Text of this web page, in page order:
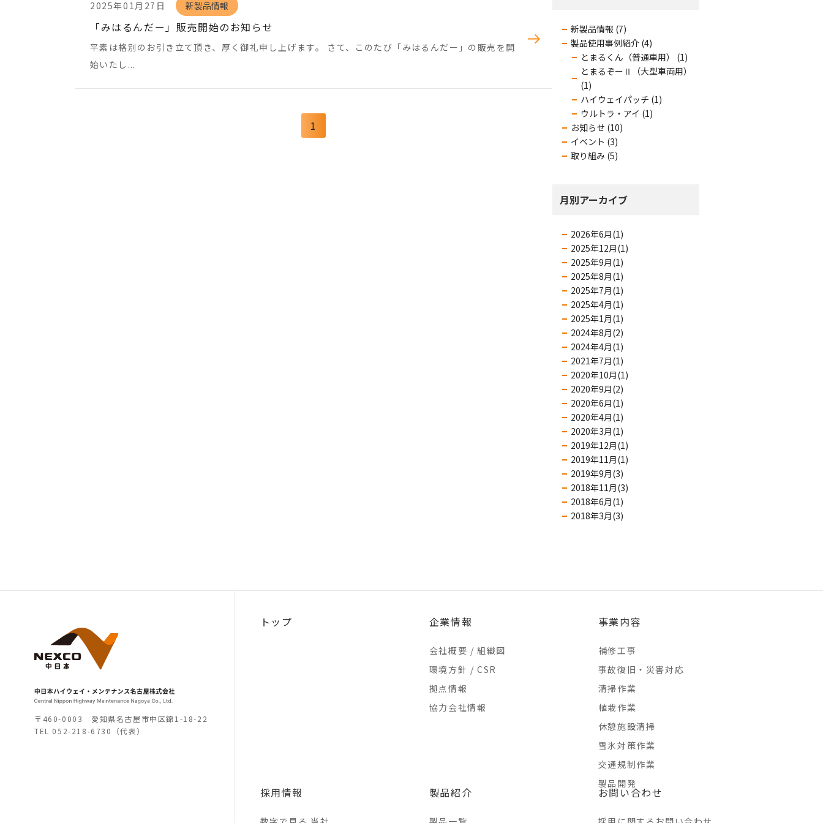
2025年01月27日 新製品情報
「みはるんだー」販売開始のお知らせ
平素は格別のお引き立て頂き、厚く御礼申し上げます。 さて、このたび「みはるんだー」の販売を開
始いたし...
1
新製品情報 (7)
製品使用事例紹介 (4)
とまるくん（普通車用） (1)
とまるぞーⅡ（大型車両用）
(1)
ハイウェイパッチ (1)
ウルトラ・アイ (1)
お知らせ (10)
イベント (3)
取り組み (5)
月別アーカイブ
2026年6月(1)
2025年12月(1)
2025年9月(1)
2025年8月(1)
2025年7月(1)
2025年4月(1)
2025年1月(1)
2024年8月(2)
2024年4月(1)
2021年7月(1)
2020年10月(1)
2020年9月(2)
2020年6月(1)
2020年4月(1)
2020年3月(1)
2019年12月(1)
2019年11月(1)
2019年9月(3)
2018年11月(3)
2018年6月(1)
2018年3月(3)
〒460-0003 愛知県名古屋市中区錦1-18-22
TEL 052-218-6730（代表）
トップ 企業情報
会社概要 / 組織図
環境方針 / CSR
拠点情報
協力会社情報
事業内容
補修工事
事故復旧・災害対応
清掃作業
植栽作業
休憩施設清掃
雪氷対策作業
交通規制作業
製品開発
採用情報 製品紹介 お問い合わせ